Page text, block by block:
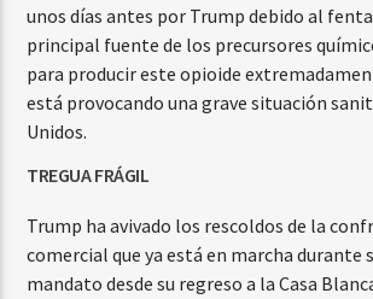
unos días antes por Trump debido al
principal fuente de los precursores
para producir este opioide
está provocando una grave situación
Unidos.
TREGUA FRÁGIL
Trump ha avivado los rescoldos de la
comercial que ya está en marcha durante
mandato desde su regreso a la Casa